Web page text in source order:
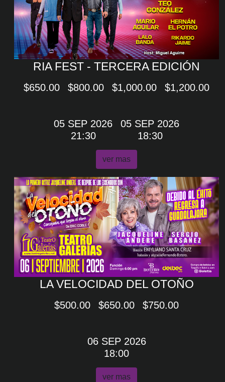
RIA FEST - TERCERA EDICIÓN
$650.00 $800.00 $1,000.00 $1,200.00
05 SEP 2026
21:30
05 SEP 2026
18:30
ver mas
LA VELOCIDAD DEL OTOÑO
$500.00 $650.00 $750.00
06 SEP 2026
18:00
ver mas